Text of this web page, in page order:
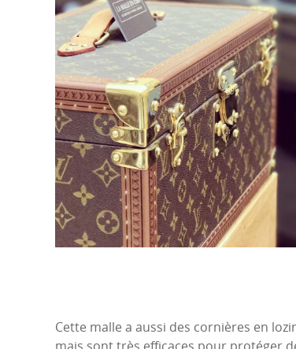
Cette malle a aussi des cornières en